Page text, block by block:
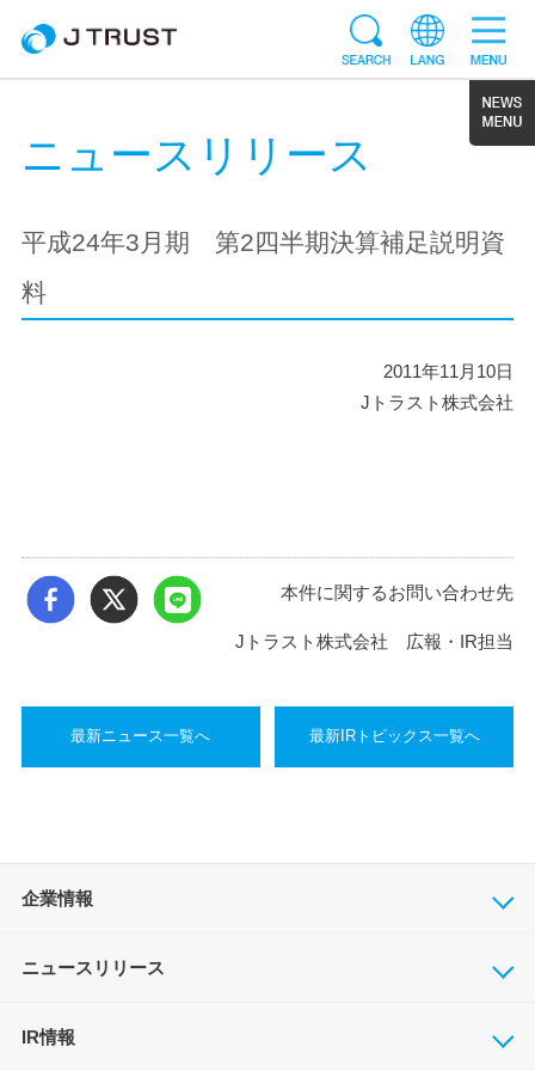
ニュースリリース
平成24年3月期 第2四半期決算補足説明資
料
2011年11月10日
Jトラスト株式会社
本件に関するお問い合わせ先
Jトラスト株式会社 広報・IR担当
最新ニュース一覧へ 最新IRトピックス一覧へ
企業情報
ニュースリリース
IR情報